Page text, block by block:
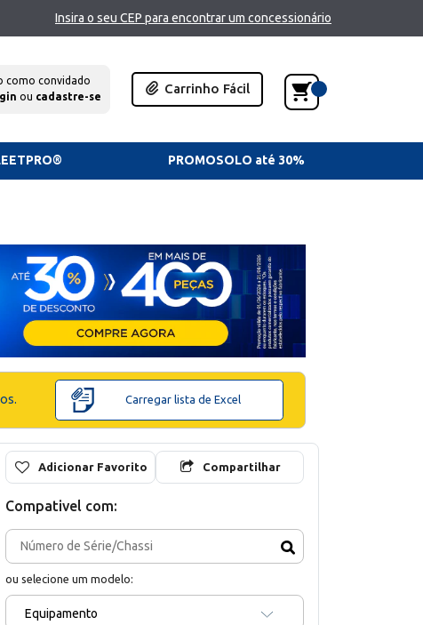
Insira o seu CEP para encontrar um concessionário
como convidado
ou cadastre-se
Carrinho Fácil
PROMOSOLO até 30%
Carregar lista de Excel
Adicionar Favorito Compartilhar
Compativel com:
ou selecione um modelo:
Equipamento